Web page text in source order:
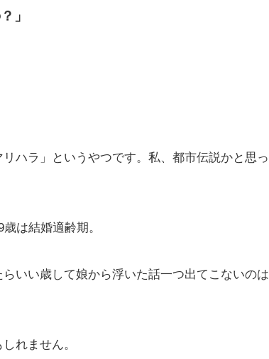
」
ハラ」というやつです。私、都市伝説かと思っ
は結婚適齢期。
いい歳して娘から浮いた話一つ出てこないのは
れません。